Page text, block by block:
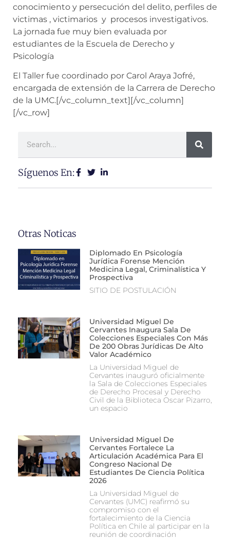
conocimiento y persecución del delito, perfiles de
victimas , victimarios y procesos investigativos.
La jornada fue muy bien evaluada por
estudiantes de la Escuela de Derecho y
Psicología
El Taller fue coordinado por Carol Araya Jofré,
encargada de extensión de la Carrera de Derecho
de la UMC.[/vc_column_text][/vc_column]
[/vc_row]
Síguenos En:
Otras Noticas
Diplomado En Psicología
Jurídica Forense Mención
Medicina Legal, Criminalística Y
Prospectiva
SITIO DE POSTULACIÓN
Universidad Miguel De
Cervantes Inaugura Sala De
Colecciones Especiales Con Más
De 200 Obras Jurídicas De Alto
Valor Académico
La Universidad Miguel de
Cervantes inauguró oficialmente
la Sala de Colecciones Especiales
de Derecho Procesal y Derecho
Civil de la Biblioteca Oscar Pizarro,
un espacio
Universidad Miguel De
Cervantes Fortalece La
Articulación Académica Para El
Congreso Nacional De
Estudiantes De Ciencia Política
2026
La Universidad Miguel de
Cervantes (UMC) reafirmó su
compromiso con el
fortalecimiento de la Ciencia
Política en Chile al participar en la
reunión de coordinación